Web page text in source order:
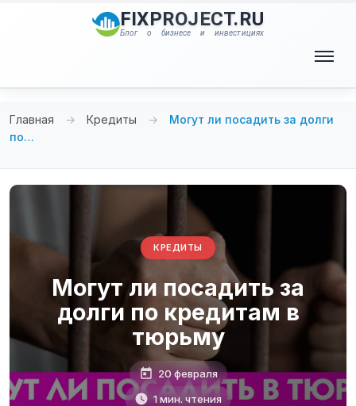
FIXPROJECT.RU
Блог о бизнесе и инвестициях
Главная → Кредиты →
Могут ли посадить за долги
по…
КРЕДИТЫ
Могут ли посадить за
долги по кредитам в
тюрьму
20 февраля
1 мин. чтения